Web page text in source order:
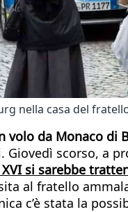
nella casa del
da Monaco di
Giovedì scorso, a
si sarebbe
al fratello
c’è stata la